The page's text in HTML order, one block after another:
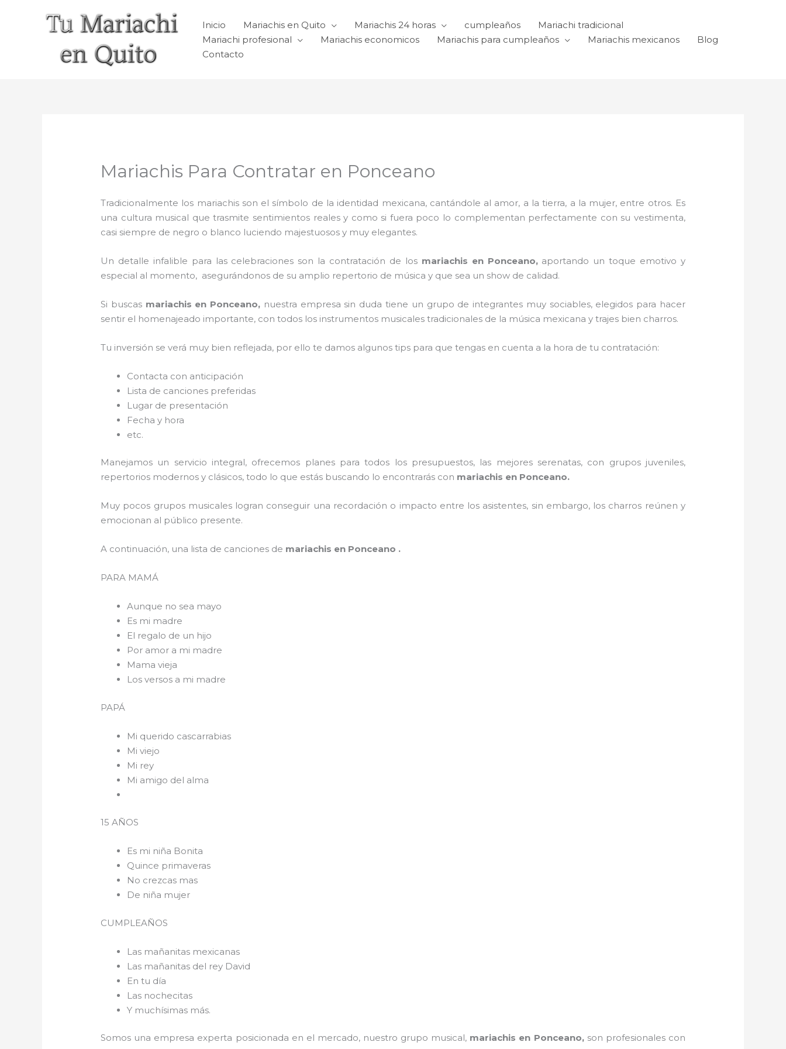
Inicio Mariachis en Quito Mariachis 24 horas cumpleaños
Mariachi tradicional
Mariachi profesional
Mariachis economicos Mariachis para cumpleaños Mariachis mexicanos
Blog
Contacto
Mariachis Para Contratar en Ponceano
Tradicionalmente los mariachis son el símbolo de la identidad mexicana, cantándole al amor, a la tierra, a la mujer, entre otros. Es
una cultura musical que trasmite sentimientos reales y como si fuera poco lo complementan perfectamente con su vestimenta,
casi siempre de negro o blanco luciendo majestuosos y muy elegantes.
Un detalle infalible para las celebraciones son la contratación de losmariachis en Ponceano, aportando un toque emotivo y
especial al momento, asegurándonos de su amplio repertorio de música y que sea un show de calidad.
Si buscas mariachis en Ponceano, nuestra empresa sin duda tiene un grupo de integrantes muy sociables, elegidos para hacer
sentir el homenajeado importante, con todos los instrumentos musicales tradicionales de la música mexicana y trajes bien charros.
Tu inversión se verá muy bien reflejada, por ello te damos algunos tips para que tengas en cuenta a la hora de tu contratación:
Contacta con anticipación
Lista de canciones preferidas
Lugar de presentación
Fecha y hora
etc.
Manejamos un servicio integral, ofrecemos planes para todos los presupuestos, las mejores serenatas, con grupos juveniles,
repertorios modernos y clásicos, todo lo que estás buscando lo encontrarás con mariachis en Ponceano.
Muy pocos grupos musicales logran conseguir una recordación o impacto entre los asistentes, sin embargo, los charros reúnen y
emocionan al público presente.
A continuación, una lista de canciones de mariachis en Ponceano .
PARA MAMÁ
Aunque no sea mayo
Es mi madre
El regalo de un hijo
Por amor a mi madre
Mama vieja
Los versos a mi madre
PAPÁ
Mi querido cascarrabias
Mi viejo
Mi rey
Mi amigo del alma
15 AÑOS
Es mi niña Bonita
Quince primaveras
No crezcas mas
De niña mujer
CUMPLEAÑOS
Las mañanitas mexicanas
Las mañanitas del rey David
En tu día
Las nochecitas
Y muchísimas más.
Somos una empresa experta posicionada en el mercado, nuestro grupo musical, mariachis en Ponceano, son profesionales con